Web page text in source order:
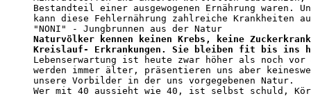
Bestandteil einer ausgewogenen Ernährung waren.
kann diese Fehlernährung zahlreiche Krankheiten
Naturvölker kennen keinen Krebs, keine
Kreislauf- Erkrankungen. Sie bleiben fit bis ins